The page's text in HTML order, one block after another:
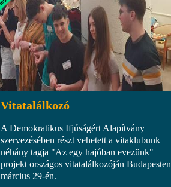
Vitatalálkozó
A Demokratikus Ifjúságért Alapítvány
szervezésében részt vehetett a vitaklubunk
néhány tagja "Az egy hajóban evezünk"
projekt országos vitatalálkozóján Budapesten
március 29-én.